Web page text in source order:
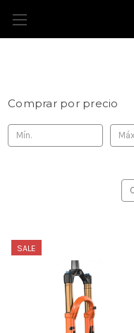
Comprar por precio
SALE